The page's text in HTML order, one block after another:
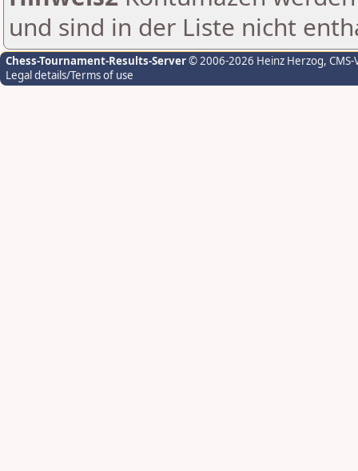
und sind in der Liste nicht
Chess-Tournament-Results-Server© 2006-2026 Heinz Herzog,
Legal details/Terms of use